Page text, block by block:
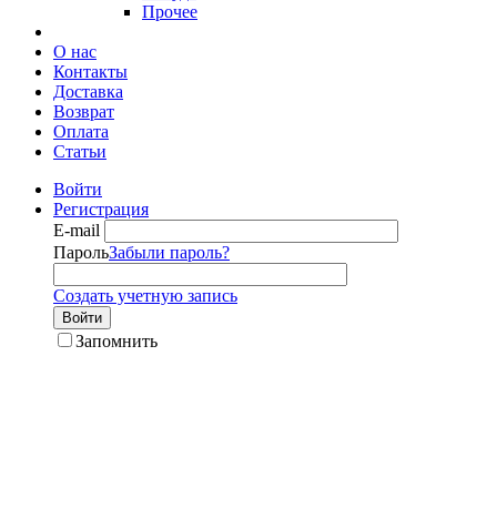
Прочее
О нас
Контакты
Доставка
Возврат
Оплата
Статьи
Войти
Регистрация
E-mail
ПарольЗабыли пароль?
Создать учетную запись
Войти
Запомнить